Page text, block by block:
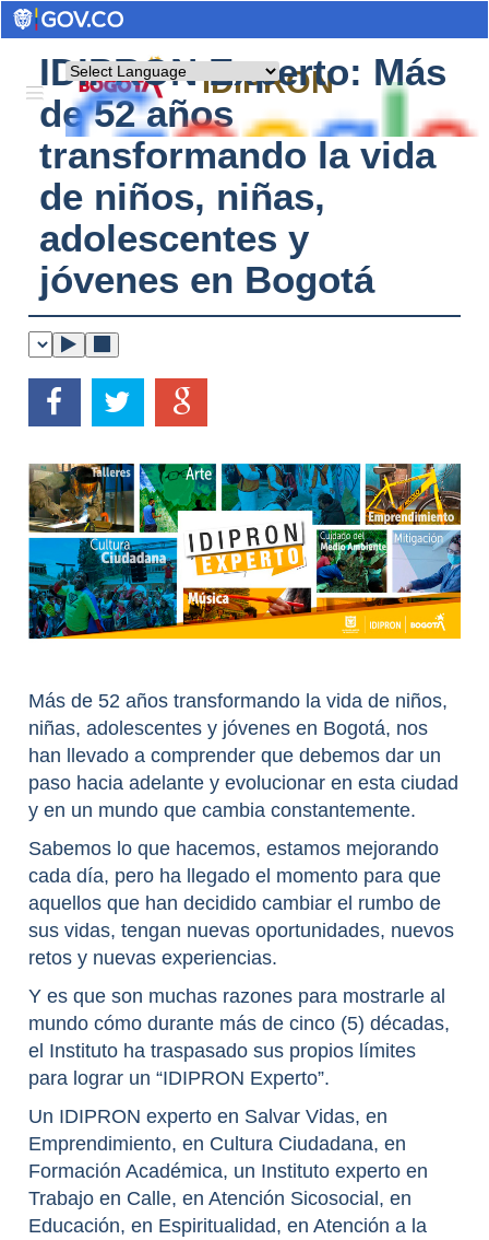
Powered by
IDIPRON
IDIPRON Experto: Más
de 52 años
transformando la vida
de niños, niñas,
adolescentes y
jóvenes en Bogotá
Más de 52 años transformando la vida de niños,
niñas, adolescentes y jóvenes en Bogotá, nos
han llevado a comprender que debemos dar un
paso hacia adelante y evolucionar en esta ciudad
y en un mundo que cambia constantemente.
Sabemos lo que hacemos, estamos mejorando
cada día, pero ha llegado el momento para que
aquellos que han decidido cambiar el rumbo de
sus vidas, tengan nuevas oportunidades, nuevos
retos y nuevas experiencias.
Y es que son muchas razones para mostrarle al
mundo cómo durante más de cinco (5) décadas,
el Instituto ha traspasado sus propios límites
para lograr un “IDIPRON Experto”.
Un IDIPRON experto en Salvar Vidas, en
Emprendimiento, en Cultura Ciudadana, en
Formación Académica, un Instituto experto en
Trabajo en Calle, en Atención Sicosocial, en
Educación, en Espiritualidad, en Atención a la